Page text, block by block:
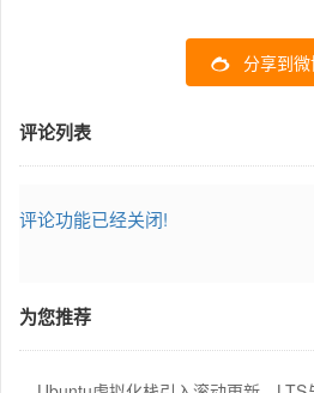
分享到
评论列表
评论功能已经关闭!
为您推荐